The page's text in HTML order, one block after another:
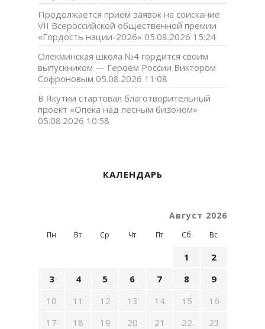
Продолжается прием заявок на соискание
VII Всероссийской общественной премии
«Гордость нации-2026» 05.08.2026 15:24
Олекминская школа №4 гордится своим
выпускником — Героем России Виктором
Софроновым 05.08.2026 11:08
В Якутии стартовал благотворительный
проект «Опека над лесным бизоном»
05.08.2026 10:58
КАЛЕНДАРЬ
Август 2026
Пн Вт Ср Чт Пт Сб Вс
1
2
3
4 5 6 7 8
9
10
11 12 13 14 15
16
17
18 19 20 21 22
23